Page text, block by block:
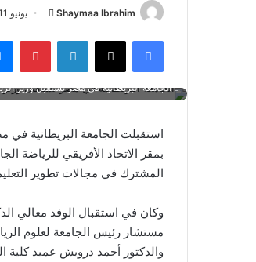
Shaymaa Ibrahim
أرسل
إلكترونيا
يونيو 11, 2026
فيسبوك ‫X لينكدإن
الجامعة البريطانية في مصر تستقبل وزير
استقبلت الجامعة البريطانية في
المشترك في مجالات تطوير
وكان في استقبال الوفد معالي
مستشار رئيس الجامعة لعلوم
والدكتور أحمد درويش عميد كلية